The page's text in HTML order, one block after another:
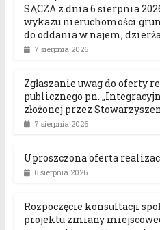
SĄCZA z dnia 6 sierpnia
wykazu nieruchomości
do oddania w najem,
7 sierpnia 2026
Zgłaszanie uwag do oferty
publicznego pn.
złożonej przez
7 sierpnia 2026
Uproszczona oferta
6 sierpnia 2026
Rozpoczęcie konsultacji
projektu zmiany